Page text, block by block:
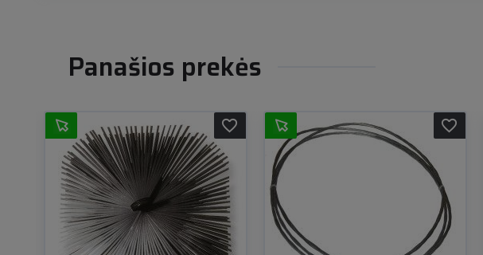
Panašios prekės
favorite_border favorite_border